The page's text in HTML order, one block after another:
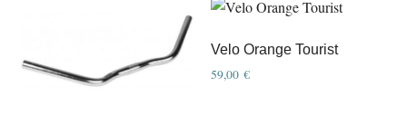
Velo Orange Tourist
59,00€